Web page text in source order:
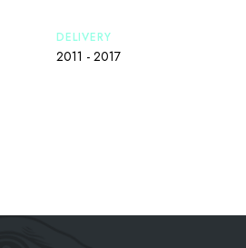
DELIVERY
2011 - 2017